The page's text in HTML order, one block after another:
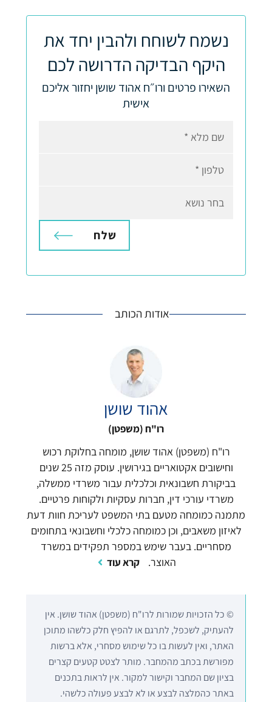
נשמח לשוחח ולהבין יחד את
היקף הבדיקה הדרושה לכם
השאירו פרטים ורו״ח אהוד שושן יחזור אליכם
אישית
A
e
אודות הכותב
אהוד שושן
רו"ח (משפטן)
רו"ח (משפטן) אהוד שושן, מומחה בחלוקת רכוש
וחישובים אקטואריים בגירושין. עוסק מזה 25 שנים
בביקורת חשבונאית וכלכלית עבור משרדי ממשלה,
משרדי עורכי דין, חברות עסקיות ולקוחות פרטיים.
מתמנה כמומחה מטעם בתי המשפט לעריכת חוות דעת
לאיזון משאבים, וכן כמומחה כלכלי וחשבונאי בתחומים
מסחריים. בעבר שימש במספר תפקידים במשרד
האוצר.
קרא עוד
© כל הזכויות שמורות לרו"ח (משפטן) אהוד שושן. אין
להעתיק, לשכפל, לתרגם או להפיץ חלק כלשהו מתוכן
האתר, ואין לעשות בו כל שימוש מסחרי, אלא ברשות
מפורשת בכתב מהמחבר. מותר לצטט קטעים קצרים
בציון שם המחבר וקישור למקור. אין לראות בתכנים
באתר כהמלצה לבצע או לא לבצע פעולה כלשהי.